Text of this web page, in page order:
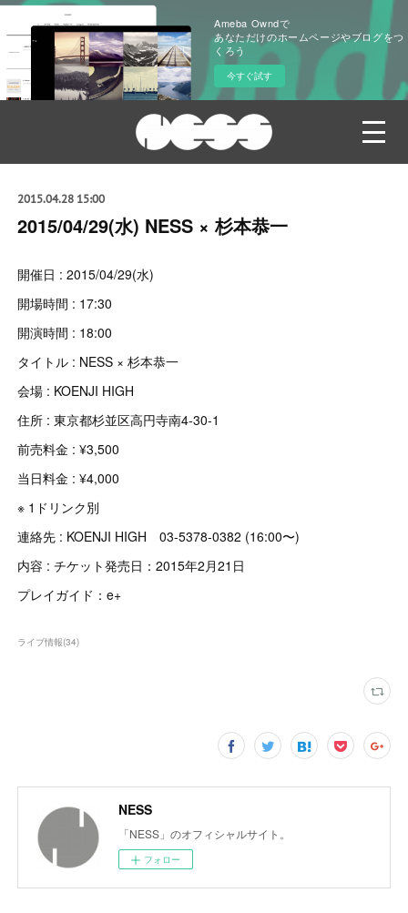
Ameba Owndで
あなただけのホームページやブログをつ
くろう
今すぐ試す
2015.04.28 15:00
2015/04/29(水) NESS × 杉本恭一
開催日 : 2015/04/29(水)
開場時間 : 17:30
開演時間 : 18:00
タイトル : NESS × 杉本恭一
会場 : KOENJI HIGH
住所 : 東京都杉並区高円寺南4-30-1
前売料金 : ¥3,500
当日料金 : ¥4,000
※ 1ドリンク別
連絡先 : KOENJI HIGH 03-5378-0382 (16:00〜)
内容 : チケット発売日：2015年2月21日
プレイガイド：e+
ライブ情報(34)
NESS
「NESS」のオフィシャルサイト。
フォロー